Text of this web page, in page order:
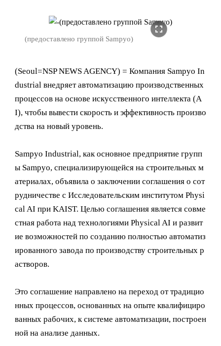
fullscreen
(предоставлено группой Sampyo)
(Seoul=NSP NEWS AGENCY) = Компания Sampyo In
dustrial внедряет автоматизацию производственных
процессов на основе искусственного интеллекта (A
I), чтобы вывести скорость и эффективность произво
дства на новый уровень.
Sampyo Industrial, как основное предприятие групп
ы Sampyo, специализирующейся на строительных м
атериалах, объявила о заключении соглашения о сот
рудничестве с Исследовательским институтом Physi
cal AI при KAIST. Целью соглашения является совме
стная работа над технологиями Physical AI и развит
ие возможностей по созданию полностью автоматиз
ированного завода по производству строительных р
астворов.
Это соглашение направлено на переход от традицио
нных процессов, основанных на опыте квалифициро
ванных рабочих, к системе автоматизации, построен
ной на анализе данных.